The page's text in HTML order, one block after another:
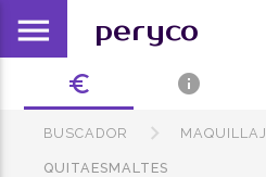
menu peryco
euro_symbol info
BUSCADOR
QUITAESMALTES